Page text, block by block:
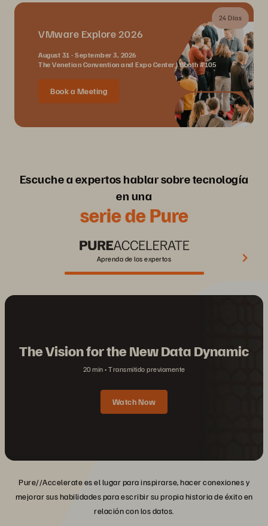
24 Días
VMware Explore 2026
August 31 - September 3, 2026
The Venetian Convention and Expo Center | Booth #105
Book a Meeting
Escuche a expertos hablar sobre tecnología
en una
serie de Pure
Aprenda de los expertos
The Vision for the New Data Dynamic
20 min Transmitido previamente
Watch Now
Pure//Accelerate es el lugar para inspirarse, hacer conexiones y
mejorar sus habilidades para escribir su propia historia de éxito en
relación con los datos.